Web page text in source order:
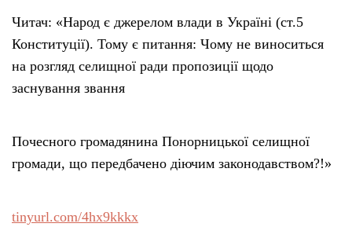
Читач: «Народ є джерелом влади в Україні (ст.5
Конституції). Тому є питання: Чому не виноситься
на розгляд селищної ради пропозиції щодо
заснування звання
Почесного громадянина Понорницької селищної
громади, що передбачено діючим законодавством?!»
tinyurl.com/4hx9kkkx